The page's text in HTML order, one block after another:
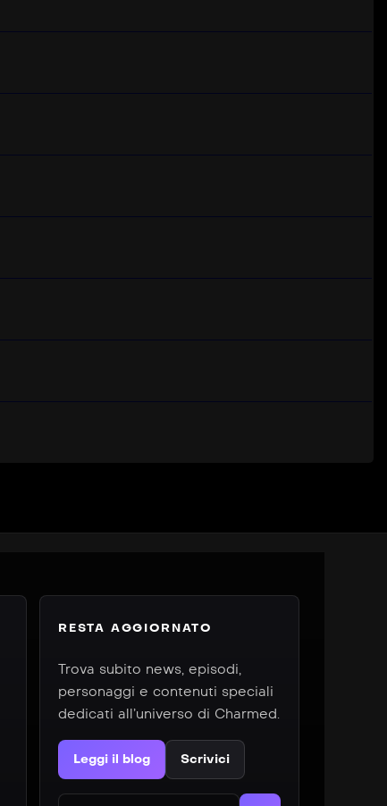
RESTA AGGIORNATO
Trova subito news, episodi,
personaggi e contenuti speciali
dedicati all’universo di Charmed.
Leggi il blog Scrivici